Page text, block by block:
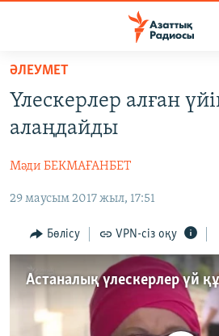
Skip
main
content
to
Navigation
Search
ҚАҢТАР ОҚИҒАСЫ
АДАМ ҚҰҚЫҚТАРЫ
ӘЛЕУМЕТ
АРНАЙЫ ЖОБАЛАР
ӘЛЕУМЕТ
Үлескерлер алған
алаңдайды
Мәди БЕКМАҒАНБЕТ
29 маусым 2017 жыл, 17:51
Бөлісу VPN-сіз оқу